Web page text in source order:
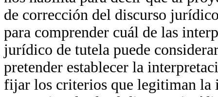
de corrección del discurso
para comprender cuál de las
jurídico de tutela puede
pretender establecer la
fijar los criterios que legitiman la